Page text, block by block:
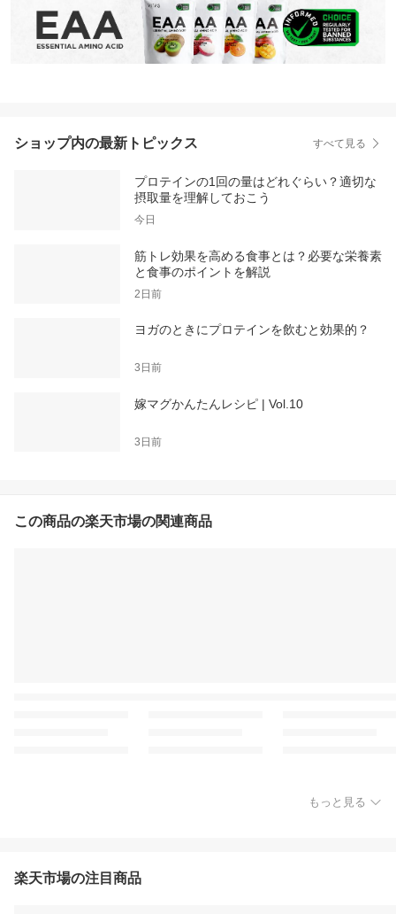
ショップ内の最新トピックス すべて見る
プロテインの1回の量はどれぐらい？適切な
摂取量を理解しておこう
今日
筋トレ効果を高める食事とは？必要な栄養素
と食事のポイントを解説
2日前
ヨガのときにプロテインを飲むと効果的？
3日前
嫁マグかんたんレシピ | Vol.10
3日前
この商品の楽天市場の関連商品
もっと見る
楽天市場の注目商品